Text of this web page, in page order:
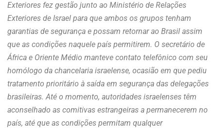
Exteriores fez gestão junto ao Ministério de Relações
Exteriores de Israel para que ambos os grupos tenham
garantias de segurança e possam retornar ao Brasil assim
que as condições naquele país permitirem. O secretário de
África e Oriente Médio manteve contato telefônico com seu
homólogo da chancelaria israelense, ocasião em que pediu
tratamento prioritário à saída em segurança das delegações
brasileiras. Até o momento, autoridades israelenses têm
aconselhado as comitivas estrangeiras a permanecerem no
país, até que as condições permitam qualquer